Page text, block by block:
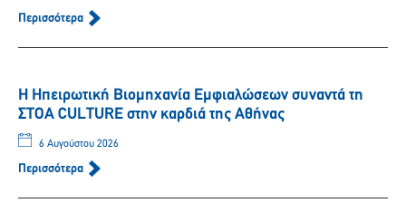
Περισσότερα
Η Ηπειρωτική Βιομηχανία Εμφιαλώσεων συναντά τη
ΣΤΟΑ CULTURE στην καρδιά της Αθήνας
6 Αυγούστου 2026
Περισσότερα